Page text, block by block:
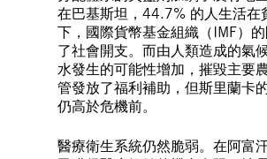
在巴基斯坦，44.7% 的人生活在
下，國際貨幣基金組織（IMF）
了社會開支。而由人類造成的氣
水發生的可能性增加，摧毀主要
管發放了福利補助，但斯里蘭卡
仍高於危機前。
醫療衛生系統仍然脆弱。在阿富